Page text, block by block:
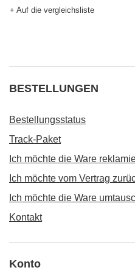
+ Auf die vergleichsliste
BESTELLUNGEN
Bestellungsstatus
Track-Paket
Ich möchte die Ware
Ich möchte vom Vertrag
Ich möchte die Ware
Kontakt
Konto